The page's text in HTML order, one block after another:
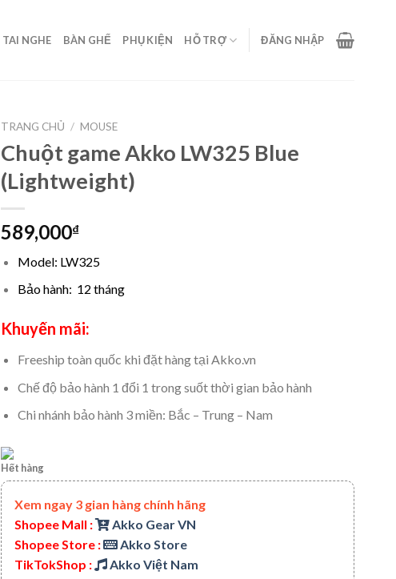
TAI NGHE BÀN GHẾ PHỤ KIỆN HỖ TRỢ ĐĂNG NHẬP
TRANG CHỦ / MOUSE
Chuột game Akko LW325 Blue
(Lightweight)
589,000₫
Model: LW325
Bảo hành: 12 tháng
Khuyến mãi:
Freeship toàn quốc khi đặt hàng tại Akko.vn
Chế độ bảo hành 1 đổi 1 trong suốt thời gian bảo hành
Chi nhánh bảo hành 3 miền: Bắc – Trung – Nam
Hết hàng
Xem ngay 3 gian hàng chính hãng
Shopee Mall :
Akko Gear VN
Shopee Store :
Akko Store
TikTokShop :
Akko Việt Nam